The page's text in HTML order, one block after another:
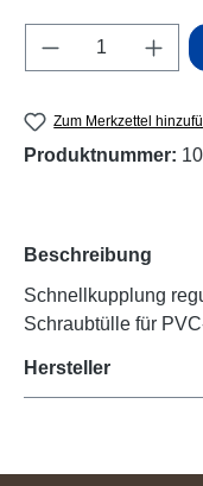
Produkt
Zum Merkzettel
Produktnummer:
Beschreibung
Schnellkupplung
Schraubtülle für
Hersteller